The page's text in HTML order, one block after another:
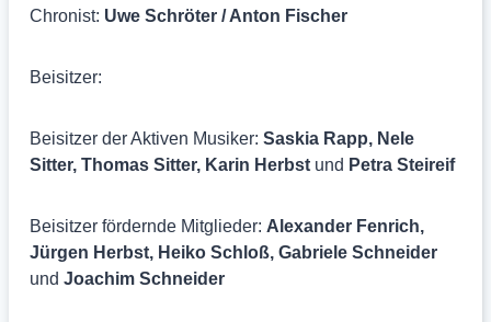
Chronist: Uwe Schröter / Anton Fischer
Beisitzer:
Beisitzer der Aktiven Musiker:Saskia Rapp, Nele
Sitter, Thomas Sitter, Karin Herbst und Petra Steireif
Beisitzer fördernde Mitglieder: Alexander Fenrich,
Jürgen Herbst, Heiko Schloß, Gabriele Schneider
undJoachim Schneider